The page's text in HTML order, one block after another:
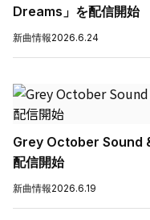
Dreams」を配信開始
新曲情報2026.6.24
Grey October Sound
配信開始
新曲情報2026.6.19